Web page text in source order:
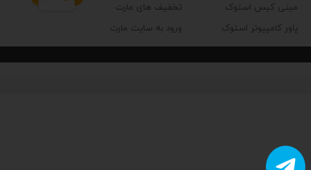
ضخامت ورق
تعداد پورت USB 2
مینی کیس استوک
پاور کامپیوتر استوک
تخفیف های مارت
ورود به سایت مارت